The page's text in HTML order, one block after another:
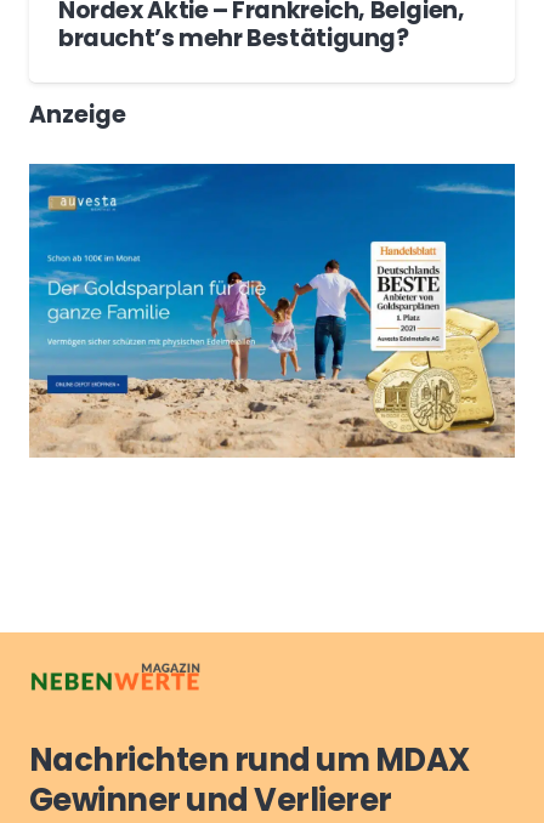
Nordex Aktie – Frankreich, Belgien,
braucht’s mehr Bestätigung?
Anzeige
Nachrichten rund um MDAX
Gewinner und Verlierer